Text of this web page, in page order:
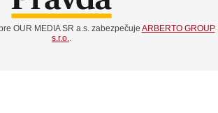
OUR MEDIA SR a.s. zabezpečuje ARBERTO GROUP
s.r.o.